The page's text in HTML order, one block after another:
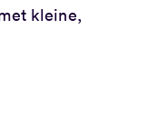
kleine,